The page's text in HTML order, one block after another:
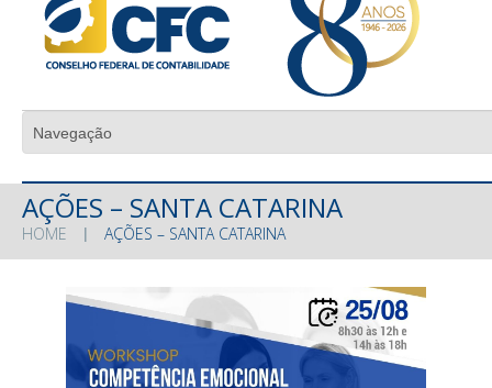
AÇÕES – SANTA CATARINA
HOME AÇÕES – SANTA CATARINA